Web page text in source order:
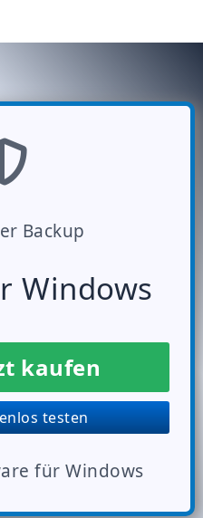
Backup
Windows
kaufen
testen
für Windows